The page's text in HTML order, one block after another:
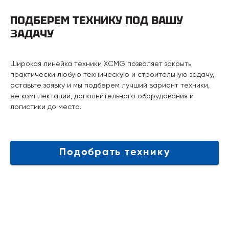
ПОДБЕРЕМ ТЕХНИКУ ПОД ВАШУ
ЗАДАЧУ
Широкая линейка техники XCMG позволяет закрыть
практически любую техническую и строительную задачу,
оставьте заявку и мы подберем лучший вариант техники,
её комплектации, дополнительного оборудования и
логистики до места.
Подобрать технику